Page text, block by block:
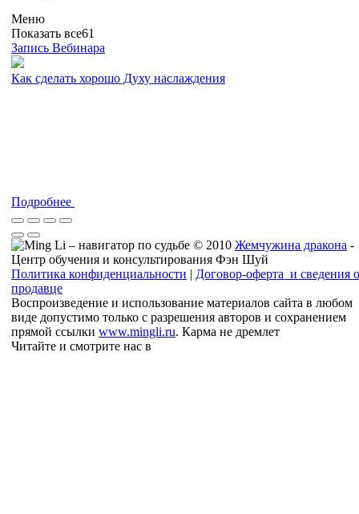
Меню
Показать все61
Запись Вебинара
Как сделать хорошо Духу наслаждения
Подробнее
© 2010 Жемчужина дракона -
Центр обучения и консультирования Фэн Шуй
Политика конфиденциальности | Договор-оферта и сведения о
продавце
Воспроизведение и использование материалов сайта в любом
виде допустимо только с разрешения авторов и сохранением
прямой ссылки www.mingli.ru. Карма не дремлет
Читайте и смотрите нас в